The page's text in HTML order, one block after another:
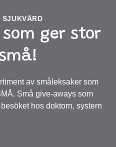
SJUKVÅRD
ger stor
av småleksaker som
Små give-aways som
hos doktorn, systern